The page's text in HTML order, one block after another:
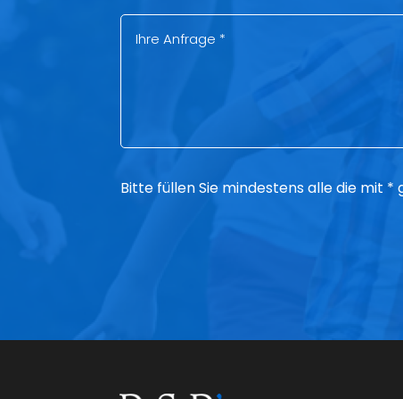
Bitte füllen Sie mindestens alle die mit *